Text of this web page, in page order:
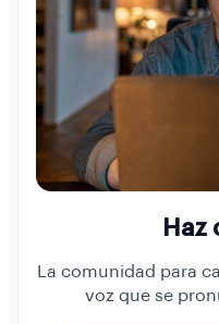
Haz
La comunidad para
voz que se